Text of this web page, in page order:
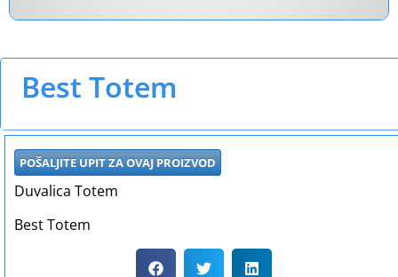
Best Totem
POŠALJITE UPIT ZA OVAJ PROIZVOD
Duvalica Totem
Best Totem